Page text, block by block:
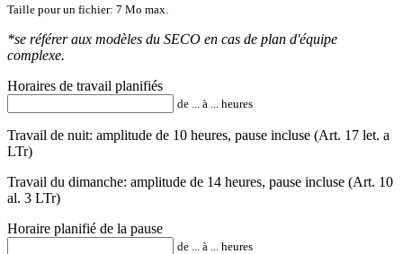
Taille pour un fichier: 7 Mo max.
*se référer aux modèles du SECO en cas de plan d'équipe
complexe.
Horaires de travail planifiés
de ... à ... heures
Travail de nuit: amplitude de 10 heures, pause incluse (Art. 17 let. a
LTr)
Travail du dimanche: amplitude de 14 heures, pause incluse (Art. 10
al. 3 LTr)
Horaire planifié de la pause
de ... à ... heures